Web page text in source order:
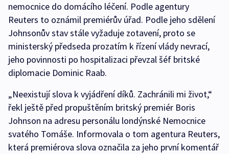
nemocnice do domácího léčení. Podle agentury
Reuters to oznámil premiérův úřad. Podle jeho sdělení
Johnsonův stav stále vyžaduje zotavení, proto se
ministerský předseda prozatím k řízení vlády nevrací,
jeho povinnosti po hospitalizaci převzal šéf britské
diplomacie Dominic Raab.
„Neexistují slova k vyjádření díků. Zachránili mi život,“
řekl ještě před propuštěním britský premiér Boris
Johnson na adresu personálu londýnské Nemocnice
svatého Tomáše. Informovala o tom agentura Reuters,
která premiérova slova označila za jeho první komentář